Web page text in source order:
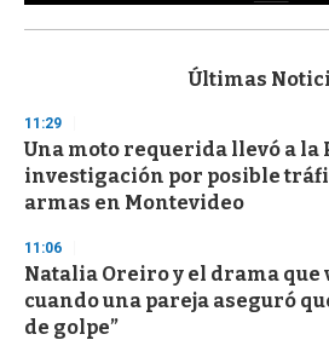
s
d
s
o
f
3
s
e
c
o
n
Últimas
11:29
Una moto requerida llevó a la
investigación por posible
armas en Montevideo
11:06
Natalia Oreiro y el drama que
cuando una pareja aseguró
de golpe”